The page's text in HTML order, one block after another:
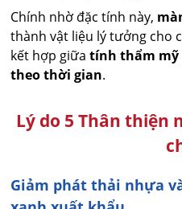
Chính nhờ đặc tính này,
thành vật liệu lý tưởng cho
kết hợp giữatính thẩm mỹ
theo thời gian.
Lý do 5 Thân thiện
Giảm phát thải nhựa